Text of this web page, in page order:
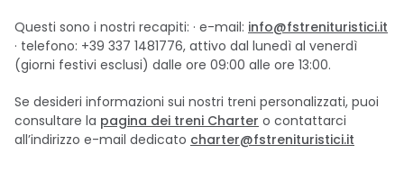
Questi sono i nostri recapiti: · e-mail: info@fstrenituristici.it
· telefono: +39 337 1481776, attivo dal lunedì al venerdì
(giorni festivi esclusi) dalle ore 09:00 alle ore 13:00.
Se desideri informazioni sui nostri treni personalizzati, puoi
consultare la pagina dei treni Charter o contattarci
all’indirizzo e-mail dedicato charter@fstrenituristici.it